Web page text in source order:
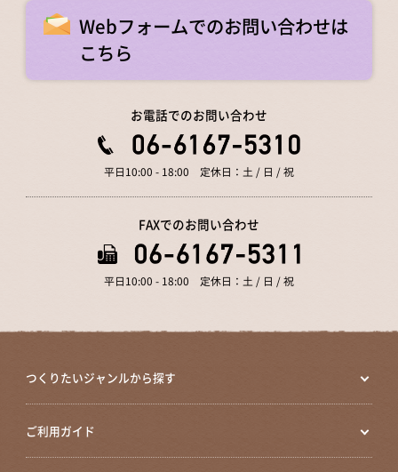
Webフォームでのお問い合わせは
こちら
お電話でのお問い合わせ
平日10:00 - 18:00 定休日：土 / 日 / 祝
FAXでのお問い合わせ
平日10:00 - 18:00 定休日：土 / 日 / 祝
つくりたいジャンルから探す
ご利用ガイド